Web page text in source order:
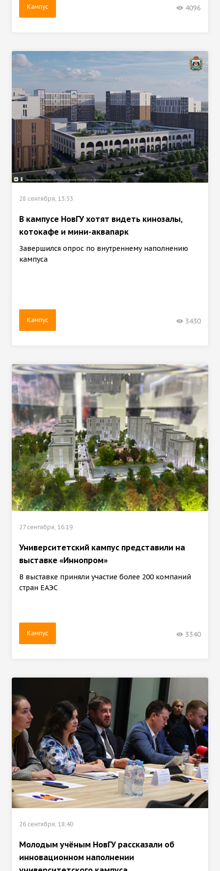
Кампус 4096
28 сентября, 13:53
В кампусе НовГУ хотят видеть кинозалы,
котокафе и мини-аквапарк
Завершился опрос по внутреннему наполнению
кампуса
Кампус 3430
27 сентября, 16:19
Университетский кампус представили на
выставке «Иннопром»
В выставке приняли участие более 200 компаний
стран ЕАЭС
Кампус 3340
26 сентября, 18:40
Молодым учёным НовГУ рассказали об
инновационном наполнении